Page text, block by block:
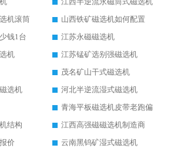
机滚筒
山西铁矿磁选机如何配置
钱1台
江苏永磁磁选机
机
江苏锰矿选别强磁选机
茂名矿山干式磁选机
选机
河北半逆流湿式磁选机
青海平板磁选机皮带老跑偏
结构
江西高强磁磁选机制造商
价
云南黑钨矿湿式磁选机